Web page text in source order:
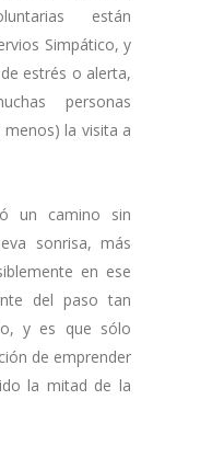
están
Simpático, y
estrés o alerta,
personas
la visita a
un camino sin
sonrisa, más
en ese
del paso tan
y es que sólo
de emprender
la mitad de la